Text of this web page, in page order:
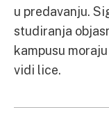
u predavanju.
studiranja
kampusu
vidi lice.